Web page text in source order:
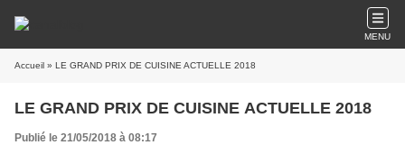
MENU
Accueil » LE GRAND PRIX DE CUISINE ACTUELLE 2018
LE GRAND PRIX DE CUISINE ACTUELLE 2018
Publié le 21/05/2018 à 08:17